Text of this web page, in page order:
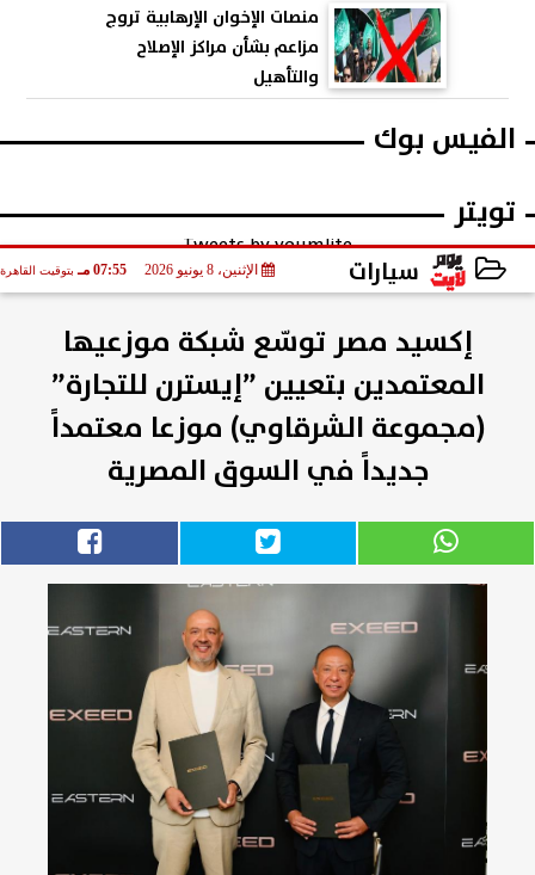
منصات الإخوان الإرهابية تروج
مزاعم بشأن مراكز الإصلاح
والتأهيل
الفيس بوك
تويتر
Tweets by youmlite
سيارات الإثنين، 8 يونيو 2026 07:55 مـ بتوقيت القاهرة
إكسيد مصر توسّع شبكة موزعيها
المعتمدين بتعيين ”إيسترن للتجارة”
(مجموعة الشرقاوي) موزعا معتمداً
جديداً في السوق المصرية